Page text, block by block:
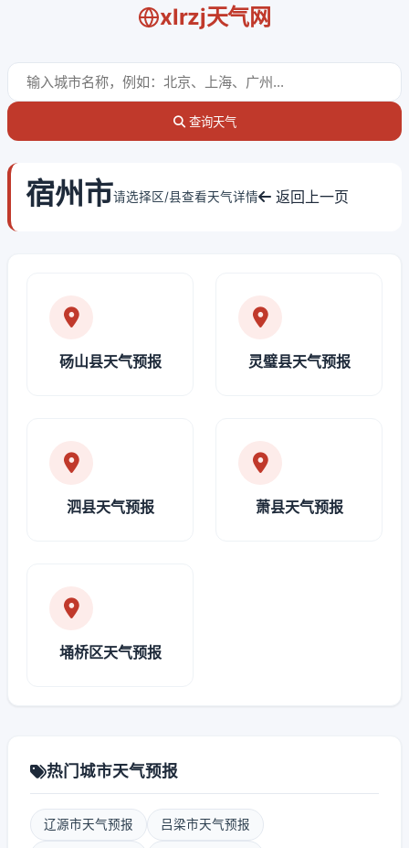
xlrzj天气网
查询天气
宿州市请选择区/县查看天气详情 返回上一页
砀山县天气预报 灵璧县天气预报
泗县天气预报 萧县天气预报
埇桥区天气预报
热门城市天气预报
辽源市天气预报 吕梁市天气预报